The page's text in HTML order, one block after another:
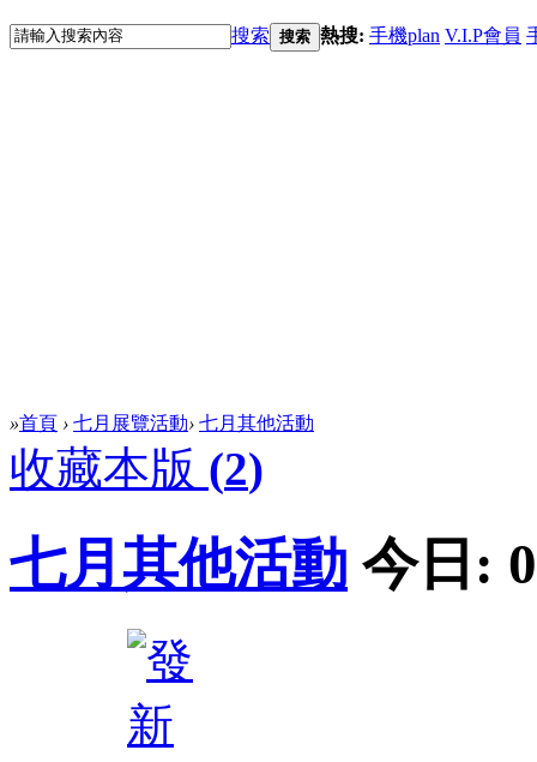
搜索 搜索 熱搜: 手機plan V.I.P會員
»首頁 › 七月展覽活動› 七月其他活動
收藏本版 (2)
七月其他活動 今日: 0